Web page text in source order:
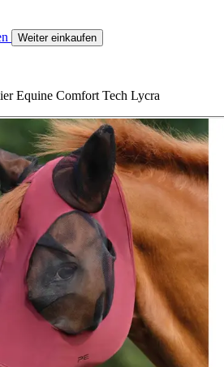
Weiter einkaufen
Equine Comfort Tech Lycra